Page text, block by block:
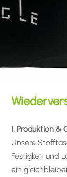
1. Produktion &
Unsere
Festigkeit und
ein